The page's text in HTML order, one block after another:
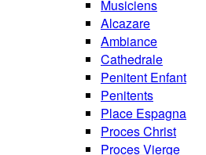
Musiciens
Alcazare
Ambiance
Cathedrale
Penitent Enfant
Penitents
Place Espagna
Proces Christ
Proces Vierge